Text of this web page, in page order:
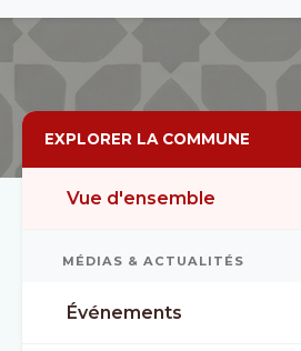
EXPLORER LA COMMUNE
Vue d'ensemble
MÉDIAS & ACTUALITÉS
Événements